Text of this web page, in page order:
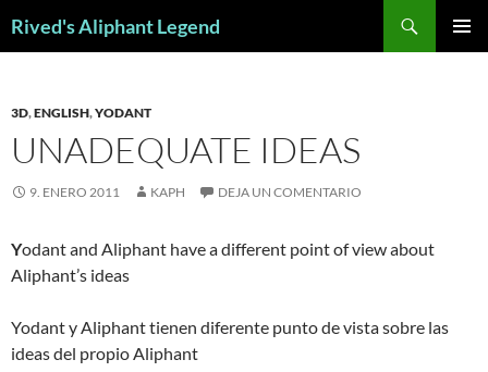
Rived's Aliphant Legend
3D,ENGLISH,YODANT
UNADEQUATE IDEAS
9. ENERO 2011 KAPH DEJA UN COMENTARIO
Yodant and Aliphant have a different point of view about
Aliphant’s ideas
Yodant y Aliphant tienen diferente punto de vista sobre las
ideas del propio Aliphant